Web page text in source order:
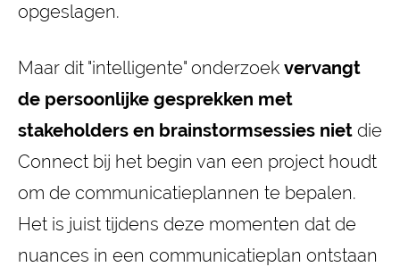
opgeslagen.
Maar dit "intelligente" onderzoek vervangt
de persoonlijke gesprekken met
stakeholders en brainstormsessies niet die
Connect bij het begin van een project houdt
om de communicatieplannen te bepalen.
Het is juist tijdens deze momenten dat de
nuances in een communicatieplan ontstaan